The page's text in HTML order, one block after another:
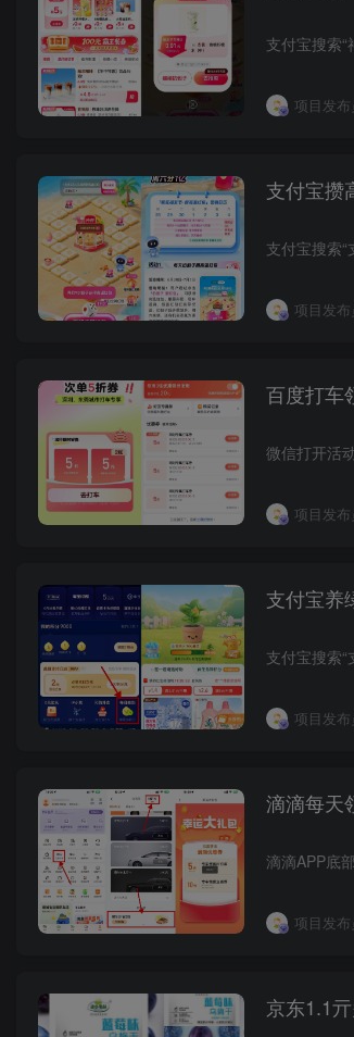
支付宝搜索
项目发布
支付宝攒
支付宝搜索
项目发布
百度打车
项目发布
支付宝养
支付宝搜索
项目发布
滴滴每天
项目发布
京东1.1